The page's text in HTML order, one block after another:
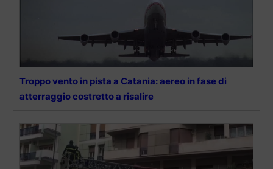
Troppo vento in pista a Catania: aereo in fase di
atterraggio costretto a risalire